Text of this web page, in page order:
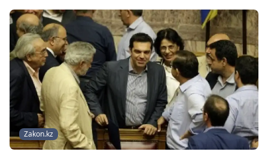
Zakon.kz